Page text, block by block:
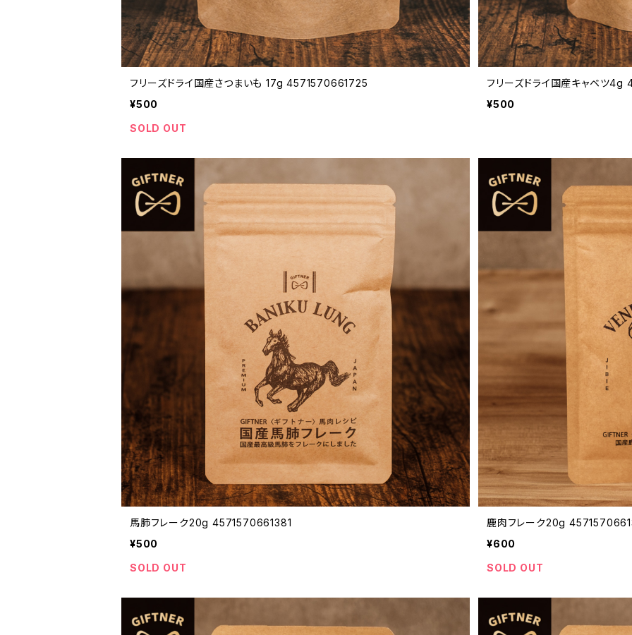
フリーズドライ国産さつまいも 17g 4571570661725
¥500
SOLD OUT
フリーズドライ国産キャベツ
¥500
馬肺フレーク20g 4571570661381
¥500
SOLD OUT
鹿肉フレーク20g
¥600
SOLD OUT